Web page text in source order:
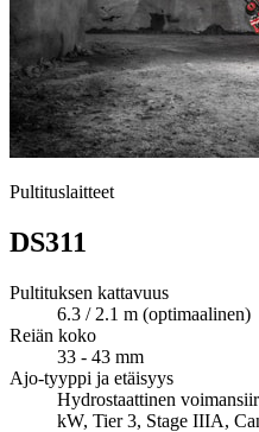
Pultituslaitteet
DS311
Pultituksen kattavuus
6.3 / 2.1 m (optimaalinen)
Reiän koko
33 - 43 mm
Ajo-tyyppi ja etäisyys
Hydrostaattinen
kW, Tier 3, Stage IIIA,